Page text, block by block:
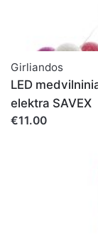
Girliandos
LED
elektra SAVEX
€11.00